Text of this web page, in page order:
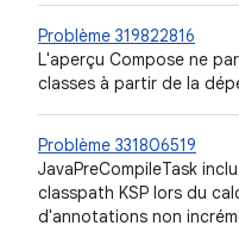
Problème 319822816
L'aperçu Compose ne
classes à partir de la
Problème 331806519
JavaPreCompileTask
classpath KSP lors du
d'annotations non